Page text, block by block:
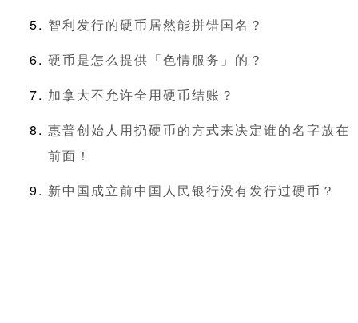
智利发行的硬币居然能拼错国名？
硬币是怎么提供「色情服务」的？
加拿大不允许全用硬币结账？
惠普创始人用扔硬币的方式来决定谁的名字放在
前面！
新中国成立前中国人民银行没有发行过硬币？